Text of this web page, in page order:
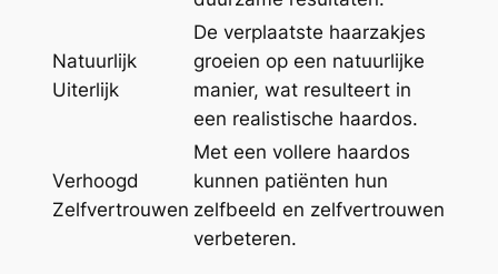
Natuurlijk
Uiterlijk
De verplaatste haarzakjes
groeien op een natuurlijke
manier, wat resulteert in
een realistische haardos.
Verhoogd
Zelfvertrouwen
Met een vollere haardos
kunnen patiënten hun
zelfbeeld en zelfvertrouwen
verbeteren.